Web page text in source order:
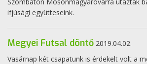
ifjúsági együtteseink.
Megyei Futsal döntő 2019.04.02.
Vasárnap két csapatunk is érdekelt volt a